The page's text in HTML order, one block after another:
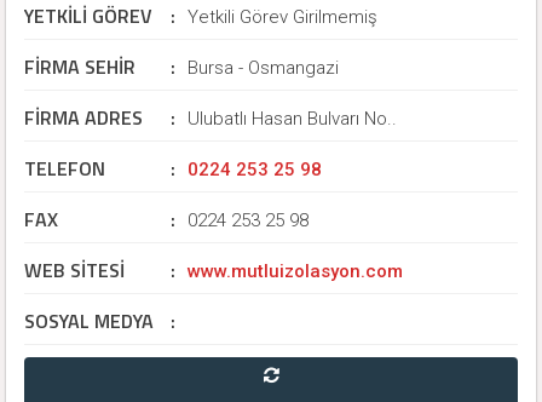
YETKİLİ GÖREV : Yetkili Görev Girilmemiş
FİRMA SEHİR : Bursa - Osmangazi
FİRMA ADRES : Ulubatlı Hasan Bulvarı No..
TELEFON : 0224 253 25 98
FAX : 0224 253 25 98
WEB SİTESİ : www.mutluizolasyon.com
SOSYAL MEDYA :